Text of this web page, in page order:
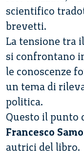
scientifico
brevetti.
La tensione tra
si confrontano
le conoscenze
un tema di
politica.
Questo il punto
Francesco
autrici del libro.